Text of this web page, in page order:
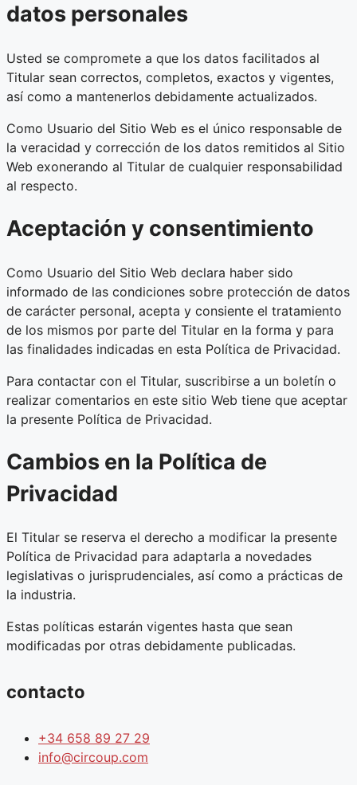
datos personales
Usted se compromete a que los datos facilitados al
Titular sean correctos, completos, exactos y vigentes,
así como a mantenerlos debidamente actualizados.
Como Usuario del Sitio Web es el único responsable de
la veracidad y corrección de los datos remitidos al Sitio
Web exonerando al Titular de cualquier responsabilidad
al respecto.
Aceptación y consentimiento
Como Usuario del Sitio Web declara haber sido
informado de las condiciones sobre protección de datos
de carácter personal, acepta y consiente el tratamiento
de los mismos por parte del Titular en la forma y para
las finalidades indicadas en esta Política de Privacidad.
Para contactar con el Titular, suscribirse a un boletín o
realizar comentarios en este sitio Web tiene que aceptar
la presente Política de Privacidad.
Cambios en la Política de
Privacidad
El Titular se reserva el derecho a modificar la presente
Política de Privacidad para adaptarla a novedades
legislativas o jurisprudenciales, así como a prácticas de
la industria.
Estas políticas estarán vigentes hasta que sean
modificadas por otras debidamente publicadas.
contacto
+34 658 89 27 29
info@circoup.com